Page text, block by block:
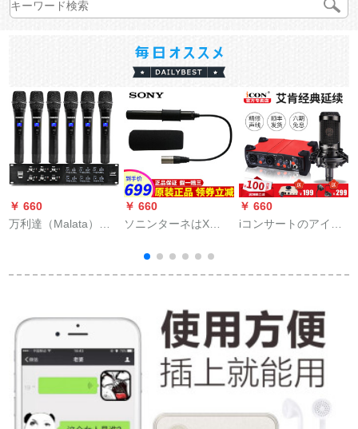
￥ 660
万利達（Malata）W-
ジッドを無線で持ち
持って、6つの手に持
ってきます。
￥ 660
ソニンターネはX
します。
￥ 660
iコンサートのアイケ
速さネトラックの専
たトラックの设备の
携帯电话のコーンピ
タの通用する生放送
のサウドドトラック